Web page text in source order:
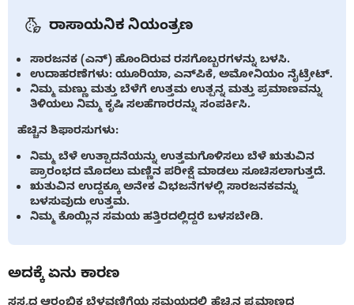
ರಾಸಾಯನಿಕ ನಿಯಂತ್ರಣ
ಸಾರಜನಕ (ಎನ್) ಹೊಂದಿರುವ ರಸಗೊಬ್ಬರಗಳನ್ನು ಬಳಸಿ.
ಉದಾಹರಣೆಗಳು: ಯೂರಿಯಾ, ಎನ್‌ಪಿಕೆ, ಅಮೋನಿಯಂ ನೈಟ್ರೇಟ್.
ನಿಮ್ಮ ಮಣ್ಣು ಮತ್ತು ಬೆಳೆಗೆ ಉತ್ತಮ ಉತ್ಪನ್ನ ಮತ್ತು ಪ್ರಮಾಣವನ್ನು
ತಿಳಿಯಲು ನಿಮ್ಮ ಕೃಷಿ ಸಲಹೆಗಾರರನ್ನು ಸಂಪರ್ಕಿಸಿ.
ಹೆಚ್ಚಿನ ಶಿಫಾರಸುಗಳು:
ನಿಮ್ಮ ಬೆಳೆ ಉತ್ಪಾದನೆಯನ್ನು ಉತ್ತಮಗೊಳಿಸಲು ಬೆಳೆ ಋತುವಿನ
ಪ್ರಾರಂಭದ ಮೊದಲು ಮಣ್ಣಿನ ಪರೀಕ್ಷೆ ಮಾಡಲು ಸೂಚಿಸಲಾಗುತ್ತದೆ.
ಋತುವಿನ ಉದ್ದಕ್ಕೂ ಅನೇಕ ವಿಭಜನೆಗಳಲ್ಲಿ ಸಾರಜನಕವನ್ನು
ಬಳಸುವುದು ಉತ್ತಮ.
ನಿಮ್ಮ ಕೊಯ್ಲಿನ ಸಮಯ ಹತ್ತಿರದಲ್ಲಿದ್ದರೆ ಬಳಸಬೇಡಿ.
ಅದಕ್ಕೆ ಏನು ಕಾರಣ